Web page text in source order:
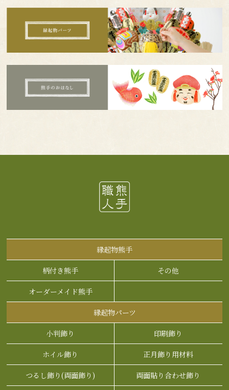
縁起物熊手
柄付き熊手 その他
オーダーメイド熊手
縁起物パーツ
小判飾り 印刷飾り
ホイル飾り 正月飾り用材料
つるし飾り(両面飾り) 両面貼り合わせ飾り